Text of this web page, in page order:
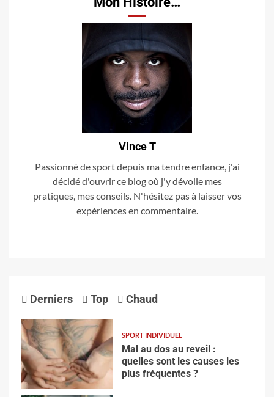
Vince T
Passionné de sport depuis ma tendre enfance, j'ai
décidé d'ouvrir ce blog où j'y dévoile mes
pratiques, mes conseils. N'hésitez pas à laisser vos
expériences en commentaire.
Derniers Top Chaud
SPORT INDIVIDUEL
Mal au dos au reveil :
quelles sont les causes les
plus fréquentes ?